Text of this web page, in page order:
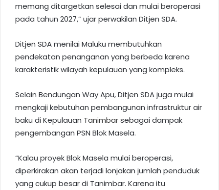
memang ditargetkan selesai dan mulai beroperasi
pada tahun 2027,” ujar perwakilan Ditjen SDA.
Ditjen SDA menilai Maluku membutuhkan
pendekatan penanganan yang berbeda karena
karakteristik wilayah kepulauan yang kompleks.
Selain Bendungan Way Apu, Ditjen SDA juga mulai
mengkaji kebutuhan pembangunan infrastruktur air
baku di Kepulauan Tanimbarsebagai dampak
pengembangan PSN Blok Masela.
“Kalau proyek Blok Masela mulai beroperasi,
diperkirakan akan terjadi lonjakan jumlah penduduk
yang cukup besar di Tanimbar. Karena itu